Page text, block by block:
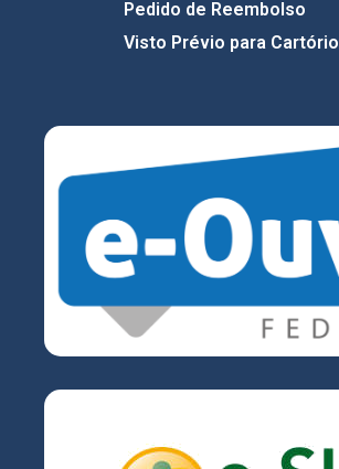
Pedido de Reembolso
Visto Prévio para Cartório